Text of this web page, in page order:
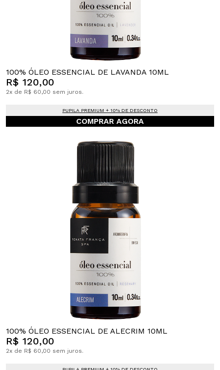
100% ÓLEO ESSENCIAL DE LAVANDA 10ML
R$ 120,00
2x de R$ 60,00 sem juros.
PUPILA PREMIUM + 10% DE DESCONTO
COMPRAR AGORA
100% ÓLEO ESSENCIAL DE ALECRIM 10ML
R$ 120,00
2x de R$ 60,00 sem juros.